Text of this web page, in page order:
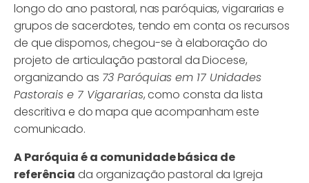
longo do ano pastoral, nas paróquias, vigararias e
grupos de sacerdotes, tendo em conta os recursos
de que dispomos, chegou-se à elaboração do
projeto de articulação pastoral da Diocese,
organizando as 73 Paróquias em 17 Unidades
Pastorais e 7 Vigararias, como consta da lista
descritiva e do mapa que acompanham este
comunicado.
A Paróquia é a comunidade básica de
referência da organização pastoral da Igreja